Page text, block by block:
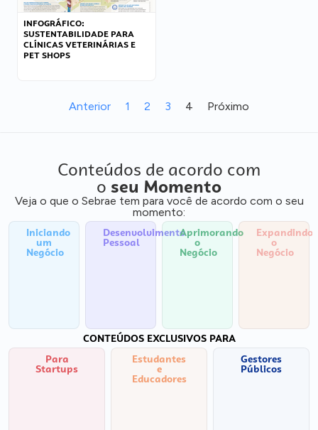
INFOGRÁFICO:
SUSTENTABILIDADE PARA
CLÍNICAS VETERINÁRIAS E
PET SHOPS
Anterior 1 2 3 4 Próximo
Conteúdos de acordo com
o seu Momento
Veja o que o Sebrae tem para você de acordo com o seu
momento:
Iniciando
um
Negócio
Desenvolvimento
Pessoal
Aprimorando
o
Negócio
Expandindo
o
Negócio
CONTEÚDOS EXCLUSIVOS PARA
Para
Startups
Estudantes
e
Educadores
Gestores
Públicos